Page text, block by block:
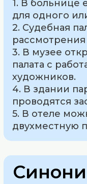
1. В больнице
для одного
2. Судебная
3. В музее
палата с
художников.
4. В здании
проводятся
5. В отеле
двухместную